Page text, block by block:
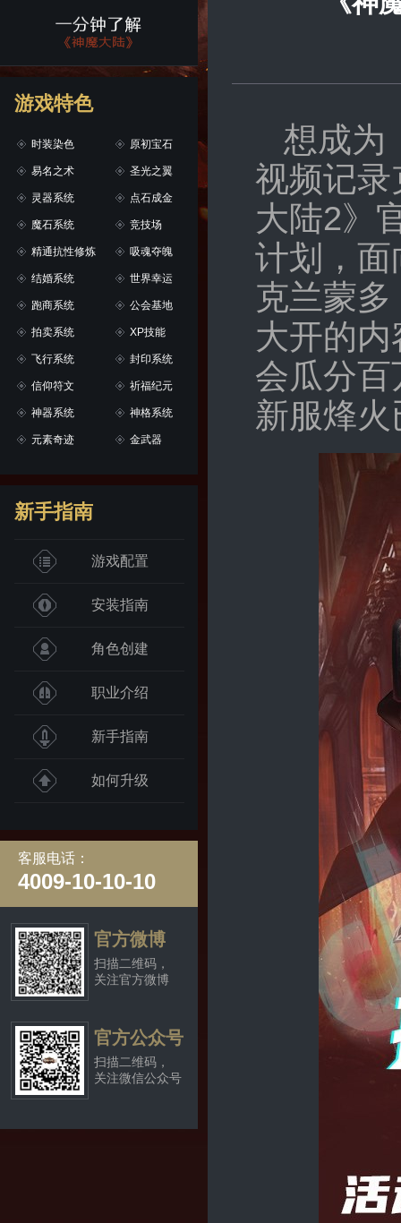
游戏特色
时装染色
易名之术
灵器系统
魔石系统
精通抗性修炼
结婚系统
跑商系统
拍卖系统
飞行系统
信仰符文
神器系统
元素奇迹
原初宝石
圣光之翼
点石成金
竞技场
吸魂夺魄
世界幸运
公会基地
XP技能
封印系统
祈福纪元
神格系统
金武器
新手指南
游戏配置
安装指南
角色创建
职业介绍
新手指南
如何升级
客服电话：
4009-10-10-10
官方微博
扫描二维码，
关注官方微博
官方公众号
扫描二维码，
关注微信公众号
想成为
视频记
大陆2》
计划，
克兰蒙
大开的
会瓜分
新服烽